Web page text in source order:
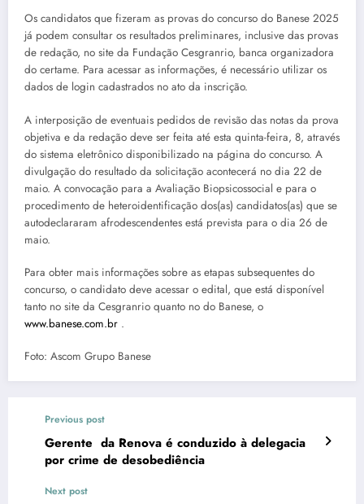
Os candidatos que fizeram as provas do concurso do Banese 2025
já podem consultar os resultados preliminares, inclusive das provas
de redação, no site da Fundação Cesgranrio, banca organizadora
do certame. Para acessar as informações, é necessário utilizar os
dados de login cadastrados no ato da inscrição.
A interposição de eventuais pedidos de revisão das notas da prova
objetiva e da redação deve ser feita até esta quinta-feira, 8, através
do sistema eletrônico disponibilizado na página do concurso. A
divulgação do resultado da solicitação acontecerá no dia 22 de
maio. A convocação para a Avaliação Biopsicossocial e para o
procedimento de heteroidentificação dos(as) candidatos(as) que se
autodeclararam afrodescendentes está prevista para o dia 26 de
maio.
Para obter mais informações sobre as etapas subsequentes do
concurso, o candidato deve acessar o edital, que está disponível
tanto no site da Cesgranrio quanto no do Banese, o
www.banese.com.br .
Foto: Ascom Grupo Banese
Previous post
Gerente da Renova é conduzido à delegacia
por crime de desobediência
Next post